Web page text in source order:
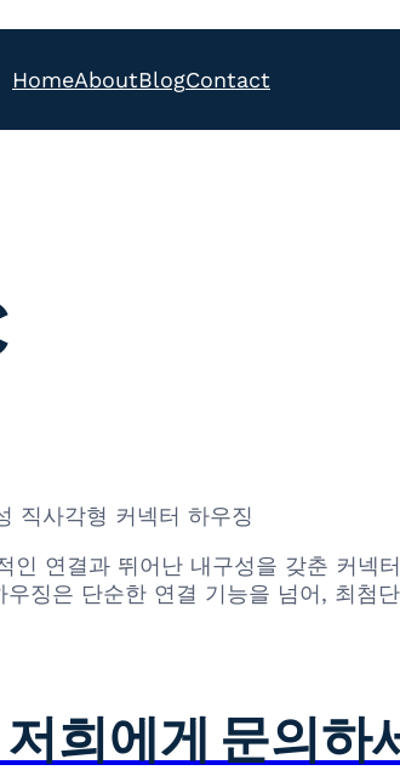
HomeAboutBlogContact
직사각형 커넥터 하우징
연결과 뛰어난 내구성을 갖춘 커넥
징은 단순한 연결 기능을 넘어, 최첨
희에게 문의하